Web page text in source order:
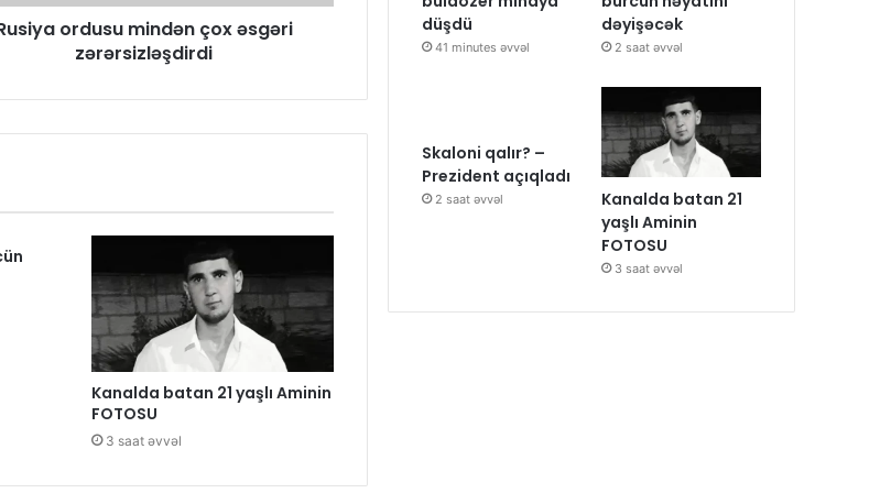
ordusu mindən çox əsgəri
zərərsizləşdirdi
Kanalda batan 21 yaşlı Aminin
FOTOSU
3 saat əvvəl
düşdü
41 minutes əvvəl
dəyişəcək
2 saat əvvəl
Skaloni qalır? –
Prezident açıqladı
2 saat əvvəl
Kanalda batan 21
yaşlı Aminin
FOTOSU
3 saat əvvəl